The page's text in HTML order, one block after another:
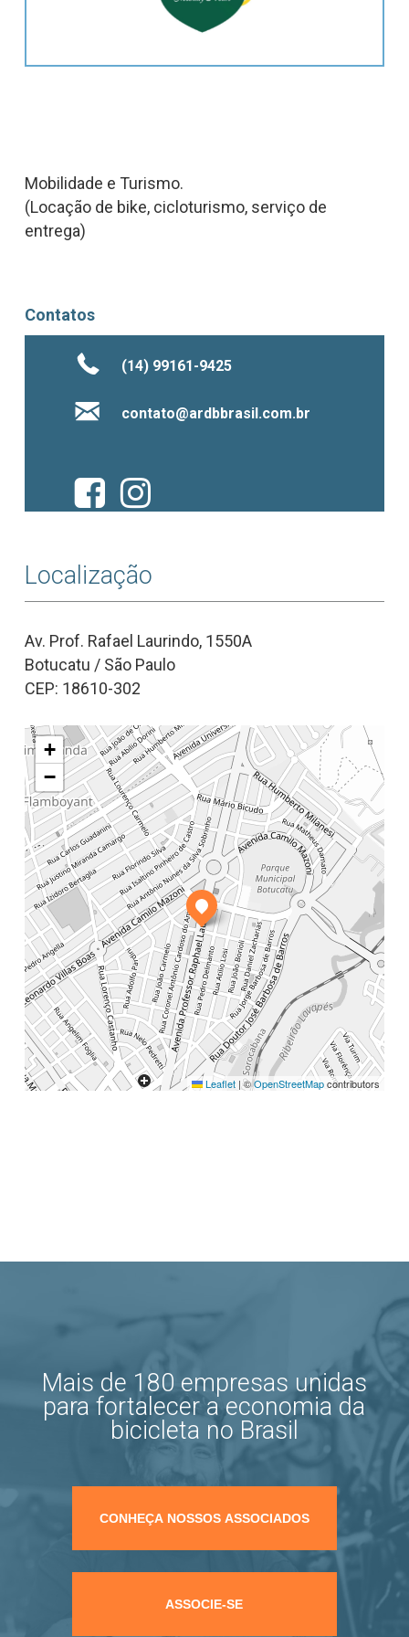
Mobilidade e Turismo.
(Locação de bike, cicloturismo, serviço de
entrega)
Contatos
(14) 99161-9425
contato@ardbbrasil.com.br
Localização
Av. Prof. Rafael Laurindo, 1550A
Botucatu / São Paulo
CEP: 18610-302
+
−
Leaflet |©OpenStreetMapcontributors
Mais de 180 empresas unidas
para fortalecer a economia da
bicicleta no Brasil
CONHEÇA NOSSOS ASSOCIADOS
ASSOCIE-SE